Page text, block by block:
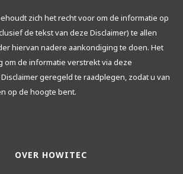
zich het recht voor om de informatie op
de tekst van deze Disclaimer) te allen
hiervan nadere aankondiging te doen. Het
om de informatie verstrekt via deze
geregeld te raadplegen, zodat u van
op de hoogte bent.
OVER HOWITEC